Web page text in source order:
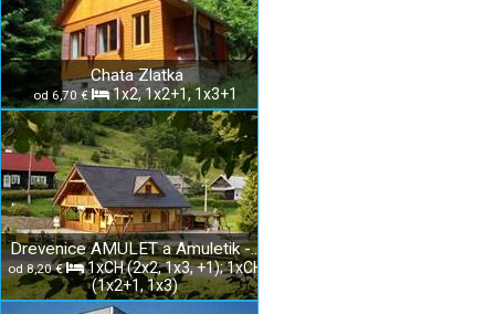
Chata Zlatka
od 6,70 € 1x2, 1x2+1, 1x3+1
Drevenice AMULET a Amuletik - Slovenský raj
od 8,20 €
1xCH (2x2, 1x3, +1); 1xCH
(1x2+1, 1x3)